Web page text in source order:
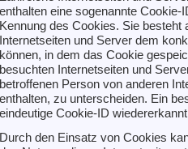
enthalten eine sogenannte
Kennung des Cookies. Sie
Internetseiten und Server dem
können, in dem das Cookie
besuchten Internetseiten und
betroffenen Person von anderen
enthalten, zu unterscheiden. Ein
eindeutige Cookie-ID
Durch den Einsatz von Cookies